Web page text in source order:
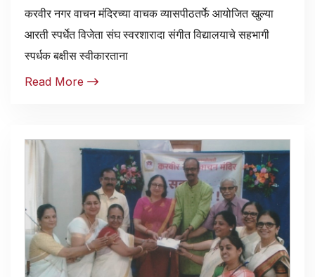
करवीर नगर वाचन मंदिरच्या वाचक व्यासपीठतर्फे आयोजित खुल्या
आरती स्पर्धेत विजेता संघ स्वरशारादा संगीत विद्यालयाचे सहभागी
स्पर्धक बक्षीस स्वीकारताना
Read More